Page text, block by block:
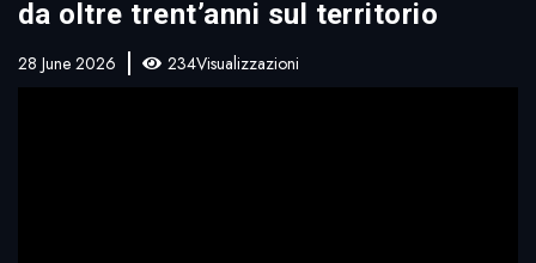
da oltre trent’anni sul territorio
28 June 2026 234Visualizzazioni